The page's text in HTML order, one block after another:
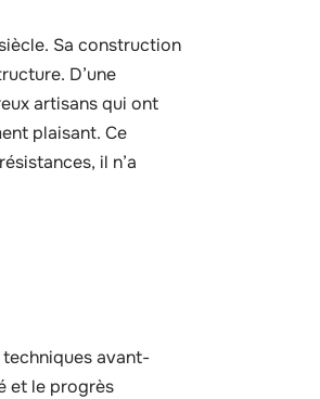
Sa construction
D’une
artisans qui ont
plaisant. Ce
il n’a
techniques avant-
et le progrès